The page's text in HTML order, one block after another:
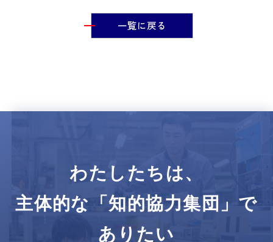
一覧に戻る
わたしたちは、
主体的な「知的協力集団」で
ありたい